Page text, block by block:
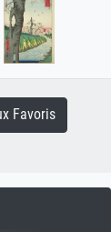
Favoris